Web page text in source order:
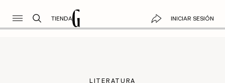
TIENDA INICIAR SESIÓN
LITERATURA